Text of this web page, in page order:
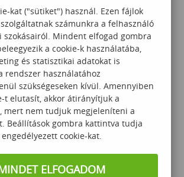
/ Agile Mindset
Training
370 000 Ft
kat ("sütiket") használ. Ezen fájlok
számunkra a felhasználó
szokásairól. Mindent elfogad gombra
a cookie-k használatába,
és statisztikai adatokat is
rendszer használatához
szükségeseken kívül. Amennyiben
t elutasít, akkor átirányítjuk a
mert nem tudjuk megjeleníteni a
Beállítások gombra kattintva tudja
cookie-kat.
ELFOGADOM